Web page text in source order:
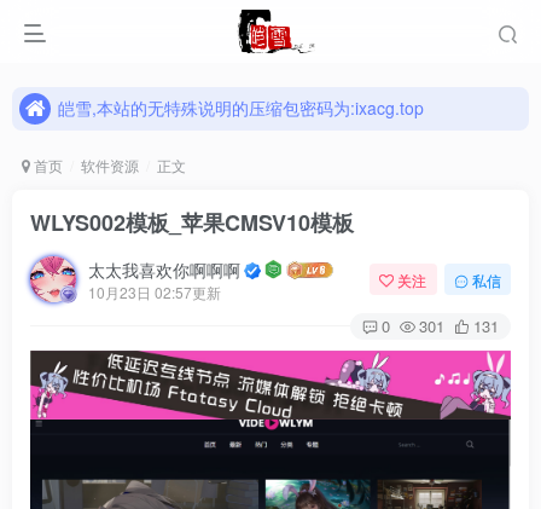
皑雪,本站的无特殊说明的压缩包密码为:ixacg.top
皑雪,本站的无特殊说明的压缩包密码为:ixacg.top
首页 软件资源 正文
WLYS002模板_苹果CMSV10模板
太太我喜欢你啊啊啊
10月23日 02:57更新
关注 私信
0 301 131